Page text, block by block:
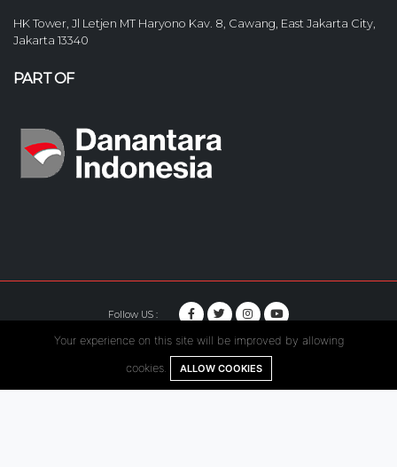
HK Tower, Jl Letjen MT Haryono Kav. 8, Cawang, East Jakarta City,
Jakarta 13340
PART OF
Follow US :
© Copyright 2020. Hutama Karya All Rights Reserved.
Your experience on this site will be improved by allowing
cookies. ALLOW COOKIES